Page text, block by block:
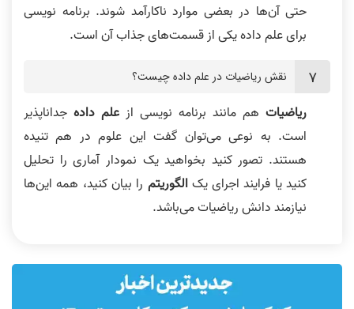
حتی آن‌ها در بعضی موارد ناکارآمد شوند. برنامه نویسی
برای علم داده یکی از قسمت‌های جذاب آن است.
نقش ریاضیات در علم داده چیست؟
ریاضیات هم مانند برنامه نویسی از علم داده جداناپذیر
است. به نوعی می‌توان گفت این علوم در هم تنیده
هستند. تصور کنید بخواهید یک نمودار آماری را تحلیل
کنید یا فرایند اجرای یکالگوریتم را بیان کنید، همه این‌ها
نیازمند دانش ریاضیات می‌باشد.